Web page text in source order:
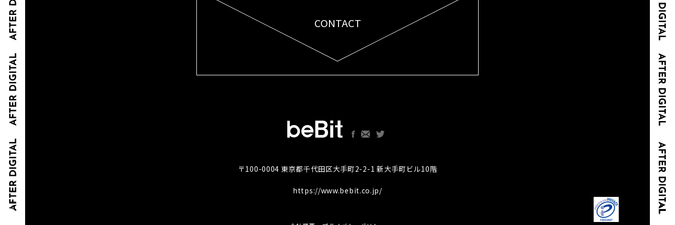
お問い合わせはこちら
CONTACT
〒100-0004 東京都千代田区大手町2-2-1 新大手町ビル10階
https://www.bebit.co.jp/